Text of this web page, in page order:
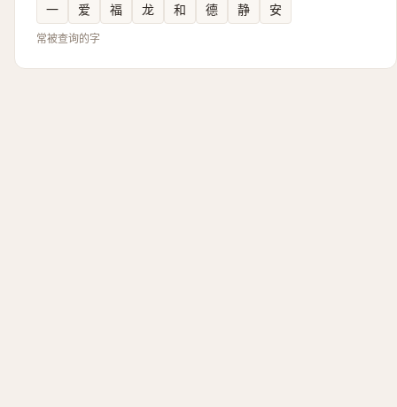
一 爱 福 龙 和 德 静 安
常被查询的字